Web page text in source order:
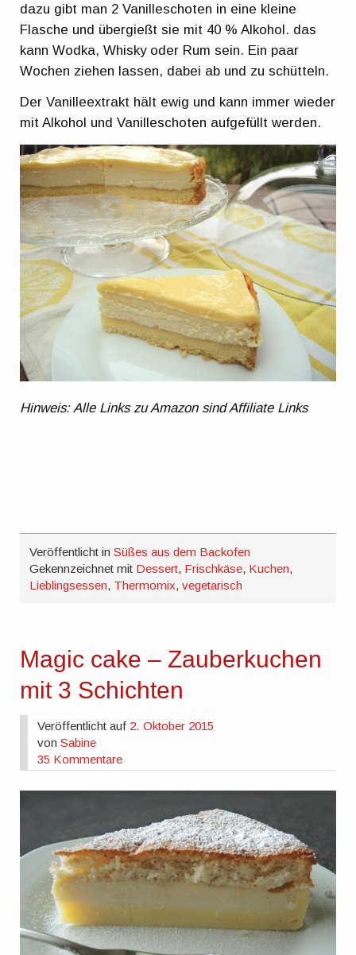
dazu gibt man 2 Vanilleschoten in eine kleine
Flasche und übergießt sie mit 40 % Alkohol. das
kann Wodka, Whisky oder Rum sein. Ein paar
Wochen ziehen lassen, dabei ab und zu schütteln.
Der Vanilleextrakt hält ewig und kann immer wieder
mit Alkohol und Vanilleschoten aufgefüllt werden.
Hinweis: Alle Links zu Amazon sind Affiliate Links
Veröffentlicht inSüßes aus dem Backofen
Gekennzeichnet mit Dessert, Frischkäse, Kuchen,
Lieblingsessen, Thermomix,vegetarisch
Magic cake – Zauberkuchen
mit 3 Schichten
Veröffentlicht auf 2. Oktober 2015
vonSabine
35 Kommentare